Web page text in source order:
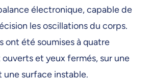
électronique, capable de
les oscillations du corps.
ont été soumises à quatre
et yeux fermés, sur une
une surface instable.